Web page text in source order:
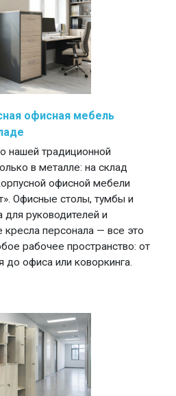
офисная мебель
нашей традиционной
в металле: на склад
офисной мебели
Офисные столы, тумбы и
руководителей и
кресла персонала — все это
рабочее пространство: от
до офиса или коворкинга.